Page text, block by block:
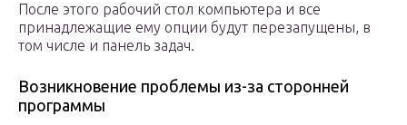
После этого рабочий стол компьютера и все
принадлежащие ему опции будут перезапущены, в
том числе и панель задач.
Возникновение проблемы из-за сторонней
программы